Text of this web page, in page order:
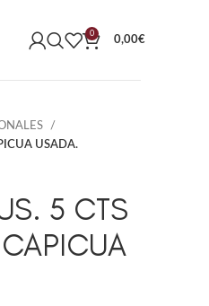
0
0,00€
USADA.
5 CTS